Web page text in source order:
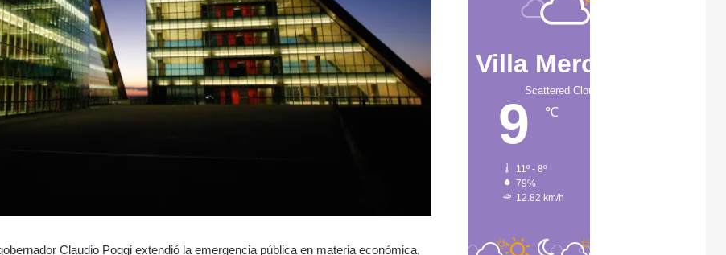
Claudio Poggi extendió la emergencia pública en materia económica,
Villa Mercedes
Scattered Clouds
9 ℃
11º - 8º
79%
12.82 km/h